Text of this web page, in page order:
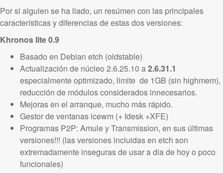
Por si alguien se ha liado, un resúmen con las principales
características y diferencias de estas dos versiones:
Khronos lite 0.9
Basado en Debian etch (oldstable)
Actualización de núcleo 2.6.25.10 a2.6.31.1
especialmente optimizado, limite de 1GB (sin highmem),
reducción de módulos considerados innecesarios.
Mejoras en el arranque, mucho más rápido.
Gestor de ventanas icewm (+ Idesk +XFE)
Programas P2P: Amule y Transmission, en sus últimas
versiones!!! (las versiones incluidas en etch son
extremadamente inseguras de usar a dia de hoy o poco
funcionales)